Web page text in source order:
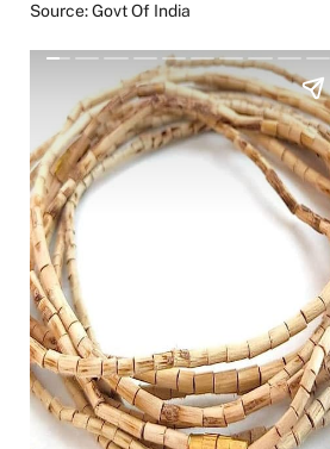
Source: Govt Of India